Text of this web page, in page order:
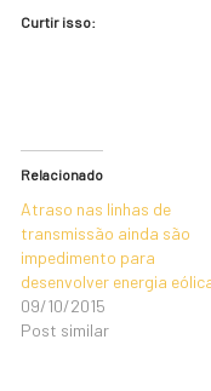
Curtir isso:
Relacionado
Atraso nas linhas de
transmissão ainda são
impedimento para
desenvolver energia
09/10/2015
Post similar